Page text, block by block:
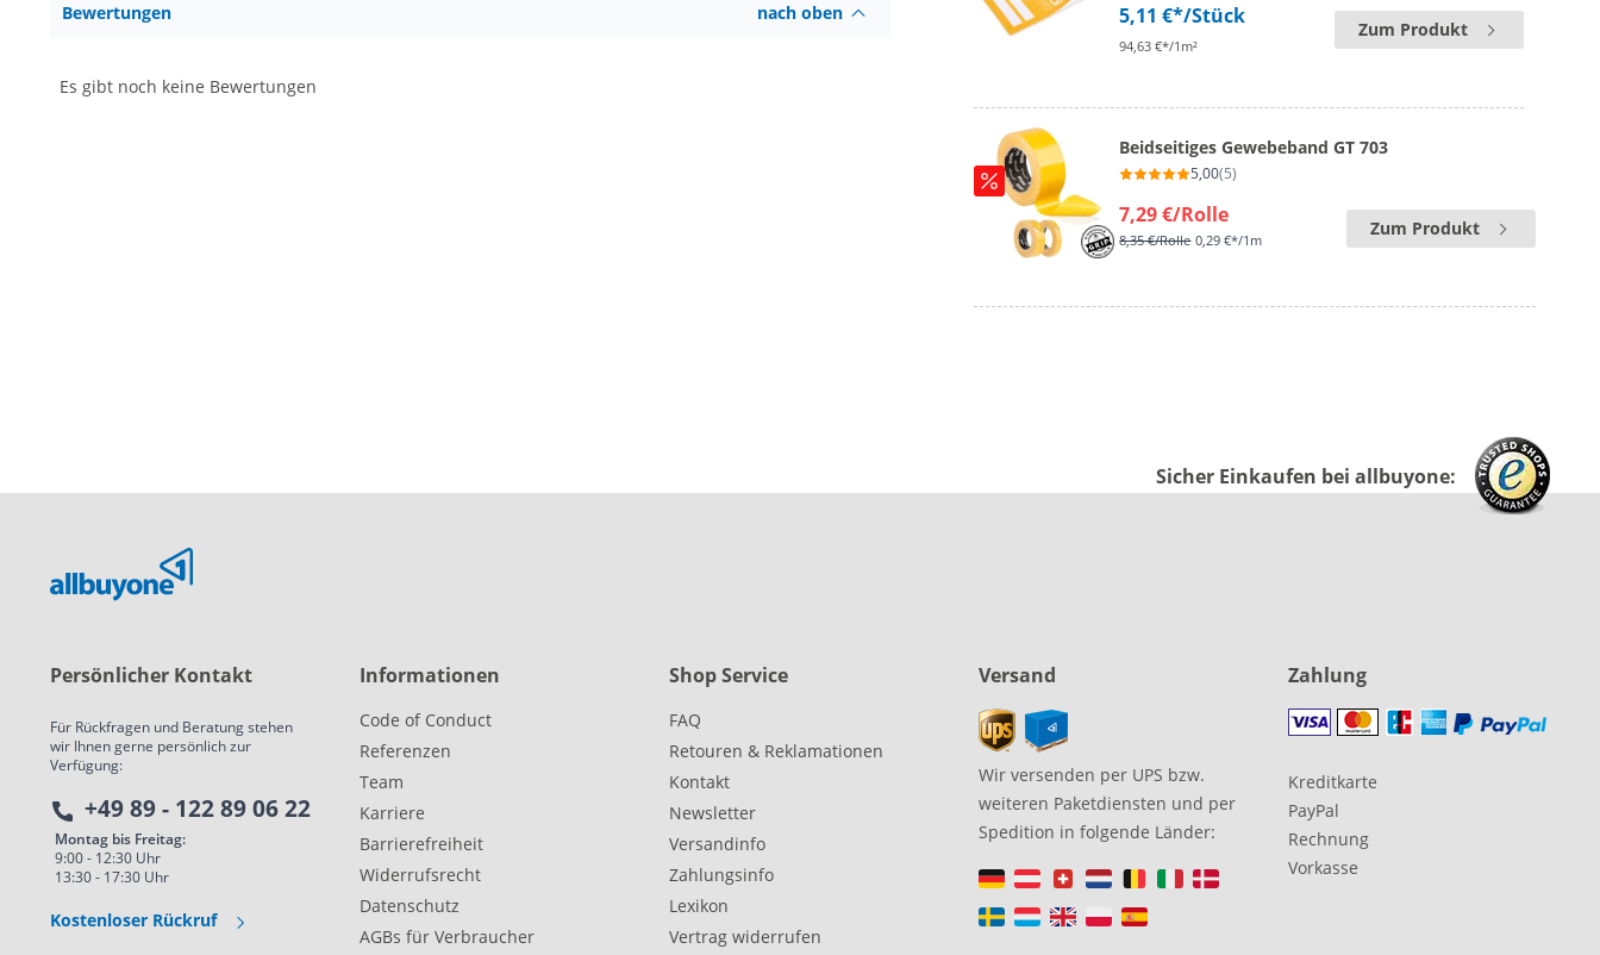
Bewertungen nach oben
Es gibt noch keine Bewertungen
5,11 €*/Stück
94,63 €*/1m²
Zum Produkt
Beidseitiges Gewebeband GT 703
5,00(5)
7,29 €/Rolle
8,35 €/Rolle 0,29 €*/1m
Zum Produkt
Sicher Einkaufen bei allbuyone:
Persönlicher Kontakt
Für Rückfragen und Beratung stehen
wir Ihnen gerne persönlich zur
Verfügung:
+49 89 - 122 89 06 22
Montag bis Freitag:
9:00 - 12:30 Uhr
13:30 - 17:30 Uhr
Kostenloser Rückruf
Informationen
Code of Conduct
Referenzen
Team
Karriere
Barrierefreiheit
Widerrufsrecht
Datenschutz
AGBs für Verbraucher
Shop Service
FAQ
Retouren & Reklamationen
Kontakt
Newsletter
Versandinfo
Zahlungsinfo
Lexikon
Vertrag widerrufen
Versand
Wir versenden per UPS bzw.
weiteren Paketdiensten und per
Spedition in folgende Länder:
Zahlung
Kreditkarte
PayPal
Rechnung
Vorkasse